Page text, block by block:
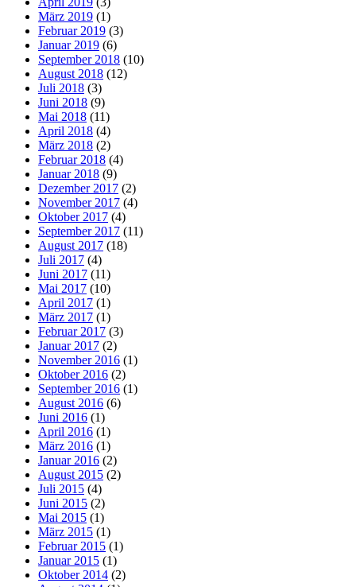
März 2019 (1)
Februar 2019 (3)
Januar 2019 (6)
September 2018 (10)
August 2018 (12)
Juli 2018 (3)
Juni 2018 (9)
Mai 2018 (11)
April 2018 (4)
März 2018 (2)
Februar 2018 (4)
Januar 2018 (9)
Dezember 2017 (2)
November 2017 (4)
Oktober 2017 (4)
September 2017 (11)
August 2017 (18)
Juli 2017 (4)
Juni 2017 (11)
Mai 2017 (10)
April 2017 (1)
März 2017 (1)
Februar 2017 (3)
Januar 2017 (2)
November 2016 (1)
Oktober 2016 (2)
September 2016 (1)
August 2016 (6)
Juni 2016 (1)
April 2016 (1)
März 2016 (1)
Januar 2016 (2)
August 2015 (2)
Juli 2015 (4)
Juni 2015 (2)
Mai 2015 (1)
März 2015 (1)
Februar 2015 (1)
Januar 2015 (1)
Oktober 2014 (2)